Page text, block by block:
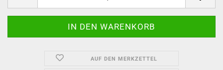
AUF DEN MERKZETTEL